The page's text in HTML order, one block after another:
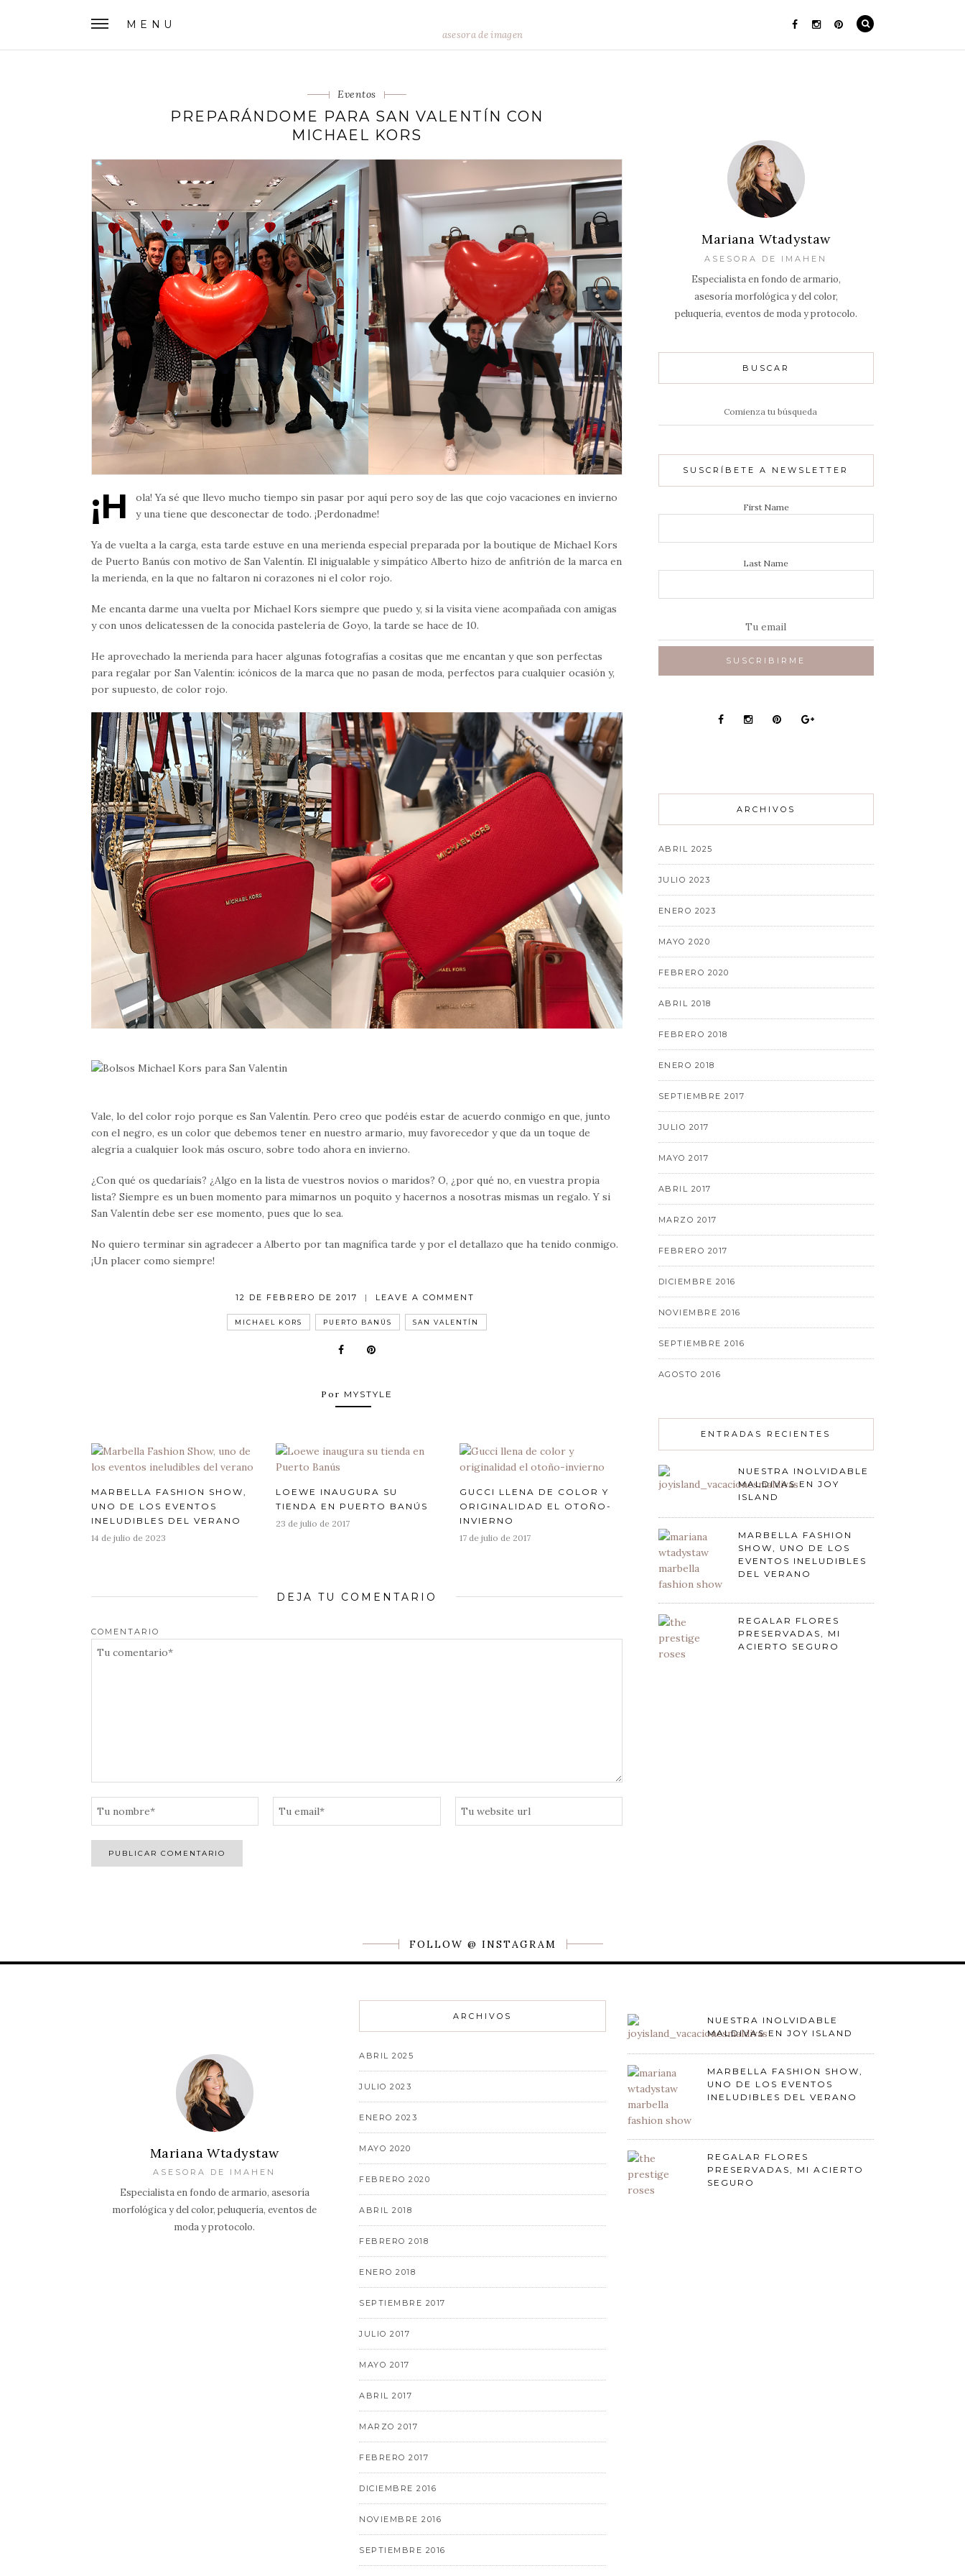
MENU
asesora de imagen
Categorias
Eventos
PREPARÁNDOME PARA SAN VALENTÍN CON
MICHAEL KORS
¡H
ola! Ya sé que llevo mucho tiempo sin pasar por aquí pero soy de las que cojo vacaciones en invierno
y una tiene que desconectar de todo. ¡Perdonadme!
Ya de vuelta a la carga, esta tarde estuve en una merienda especial preparada por la boutique de Michael Kors
de Puerto Banús con motivo de San Valentín. El inigualable y simpático Alberto hizo de anfitrión de la marca en
la merienda, en la que no faltaron ni corazones ni el color rojo.
Me encanta darme una vuelta por Michael Kors siempre que puedo y, si la visita viene acompañada con amigas
y con unos delicatessen de la conocida pastelería de Goyo, la tarde se hace de 10.
He aprovechado la merienda para hacer algunas fotografías a cositas que me encantan y que son perfectas
para regalar por San Valentín: icónicos de la marca que no pasan de moda, perfectos para cualquier ocasión y,
por supuesto, de color rojo.
Vale, lo del color rojo porque es San Valentín. Pero creo que podéis estar de acuerdo conmigo en que, junto
con el negro, es un color que debemos tener en nuestro armario, muy favorecedor y que da un toque de
alegría a cualquier look más oscuro, sobre todo ahora en invierno.
¿Con qué os quedaríais? ¿Algo en la lista de vuestros novios o maridos? O, ¿por qué no, en vuestra propia
lista? Siempre es un buen momento para mimarnos un poquito y hacernos a nosotras mismas un regalo. Y si
San Valentín debe ser ese momento, pues que lo sea.
No quiero terminar sin agradecer a Alberto por tan magnífica tarde y por el detallazo que ha tenido conmigo.
¡Un placer como siempre!
12 DE FEBRERO DE 2017 | LEAVE A COMMENT
PREPARÁNDOME
PARA
SAN
MICHAEL
MICHAEL KORS PUERTO BANÚS SAN VALENTÍN
Por MYSTYLE
MARBELLA FASHION SHOW,
UNO DE LOS EVENTOS
INELUDIBLES DEL VERANO
Posted
14 de julio de 2023
LOEWE INAUGURA SU
TIENDA EN PUERTO BANÚS
Posted
23 de julio de 2017
GUCCI LLENA DE COLOR Y
ORIGINALIDAD EL OTOÑO-
INVIERNO
Posted
17 de julio de 2017
DEJA TU COMENTARIO
COMENTARIO
Mariana Wtadystaw
ASESORA DE IMAHEN
Especialista en fondo de armario,
asesoría morfológica y del color,
peluquería, eventos de moda y protocolo.
BUSCAR
SUSCRÍBETE A NEWSLETTER
First Name
Last Name
ARCHIVOS
ABRIL 2025
JULIO 2023
ENERO 2023
MAYO 2020
FEBRERO 2020
ABRIL 2018
FEBRERO 2018
ENERO 2018
SEPTIEMBRE 2017
JULIO 2017
MAYO 2017
ABRIL 2017
MARZO 2017
FEBRERO 2017
DICIEMBRE 2016
NOVIEMBRE 2016
SEPTIEMBRE 2016
AGOSTO 2016
ENTRADAS RECIENTES
NUESTRA INOLVIDABLE
MALDIVAS EN JOY
ISLAND
MARBELLA FASHION
SHOW, UNO DE LOS
EVENTOS INELUDIBLES
DEL VERANO
REGALAR FLORES
PRESERVADAS, MI
ACIERTO SEGURO
FOLLOW @ INSTAGRAM
Mariana Wtadystaw
ASESORA DE IMAHEN
Especialista en fondo de armario, asesoría
morfológica y del color, peluquería, eventos de
moda y protocolo.
ARCHIVOS
ABRIL 2025
JULIO 2023
ENERO 2023
MAYO 2020
FEBRERO 2020
ABRIL 2018
FEBRERO 2018
ENERO 2018
SEPTIEMBRE 2017
JULIO 2017
MAYO 2017
ABRIL 2017
MARZO 2017
FEBRERO 2017
DICIEMBRE 2016
NOVIEMBRE 2016
SEPTIEMBRE 2016
NUESTRA INOLVIDABLE
MALDIVAS EN JOY ISLAND
MARBELLA FASHION SHOW,
UNO DE LOS EVENTOS
INELUDIBLES DEL VERANO
REGALAR FLORES
PRESERVADAS, MI ACIERTO
SEGURO